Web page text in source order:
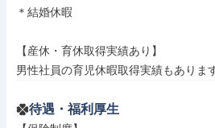
＊結婚休暇
【産休・育休取得実績あり】
男性社員の育児休暇取得実績もありま
待遇・福利厚生